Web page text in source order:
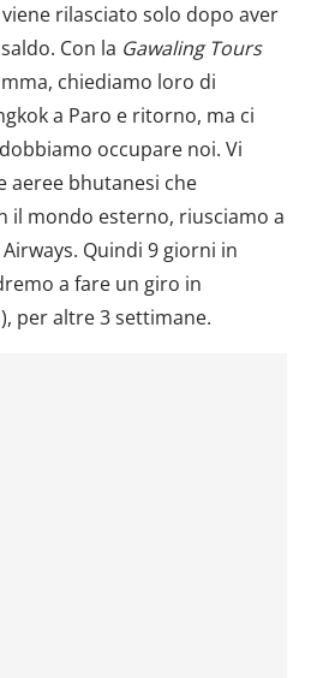
rilasciato solo dopo aver
Con la Gawaling Tours
chiediamo loro di
a Paro e ritorno, ma ci
occupare noi. Vi
aeree bhutanesi che
il mondo esterno, riusciamo a
Quindi 9 giorni in
a fare un giro in
per altre 3 settimane.